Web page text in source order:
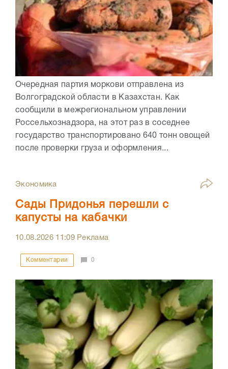
Очередная партия моркови отправлена из
Волгоградской области в Казахстан. Как
сообщили в межрегиональном управлении
Россельхознадзора, на этот раз в соседнее
государство транспортировано 640 тонн овощей
после проверки груза и оформления...
Экономика
Сады Придонья перешли с
капусты на кабачки
10.08.2026 11:09Реклама
Комментарии 0